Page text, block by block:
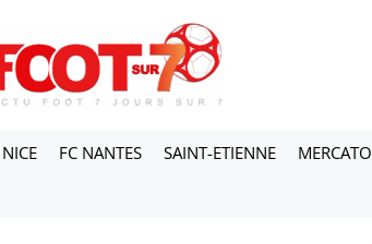
NICE FC NANTES SAINT-ETIENNE MERCATO